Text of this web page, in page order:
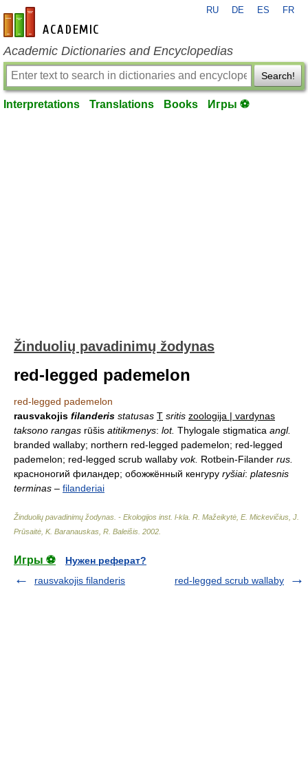
en-academic.com
RU DE ES FR
Academic Dictionaries and Encyclopedias
Search!
Interpretations Translations Books Игры ⚽
Žinduolių pavadinimų žodynas
red-legged pademelon
red-legged pademelon
rausvakojis filanderis statusas T sritis zoologija | vardynas
taksono rangas rūšis atitikmenys: lot. Thylogale stigmatica angl.
branded wallaby; northern red-legged pademelon; red-legged
pademelon; red-legged scrub wallaby vok. Rotbein-Filander rus.
красноногий филандер; обожжённый кенгуру ryšiai: platesnis
terminas – filanderiai
Žinduolių pavadinimų žodynas. - Ekologijos inst. l-kla R. Mažeikytė, E. Mickevičius, J.
Prūsaitė, K. Baranauskas, R. Baleišis 2002
Игры ⚽
Нужен реферат?
rausvakojis filanderis
red-legged scrub wallaby